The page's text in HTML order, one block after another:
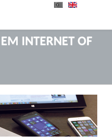
PT
INTERNET OF